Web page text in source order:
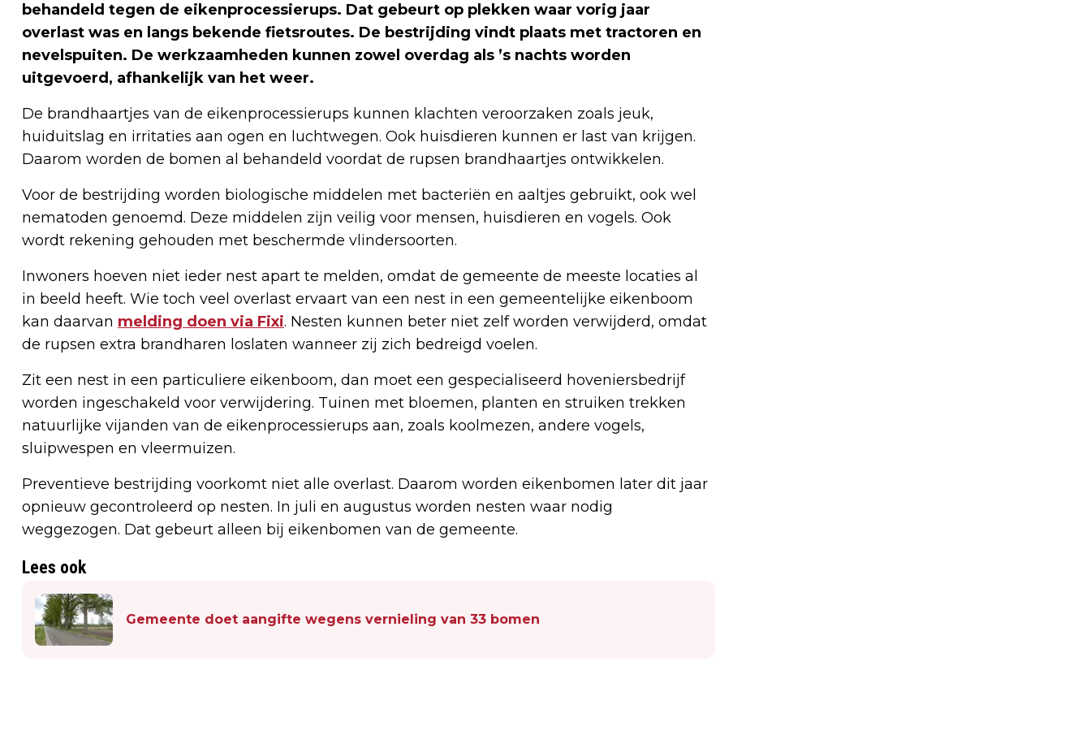
behandeld tegen de eikenprocessierups. Dat gebeurt op plekken waar vorig jaar
overlast was en langs bekende fietsroutes. De bestrijding vindt plaats met tractoren en
nevelspuiten. De werkzaamheden kunnen zowel overdag als ’s nachts worden
uitgevoerd, afhankelijk van het weer.
De brandhaartjes van de eikenprocessierups kunnen klachten veroorzaken zoals jeuk,
huiduitslag en irritaties aan ogen en luchtwegen. Ook huisdieren kunnen er last van krijgen.
Daarom worden de bomen al behandeld voordat de rupsen brandhaartjes ontwikkelen.
Voor de bestrijding worden biologische middelen met bacteriën en aaltjes gebruikt, ook wel
nematoden genoemd. Deze middelen zijn veilig voor mensen, huisdieren en vogels. Ook
wordt rekening gehouden met beschermde vlindersoorten.
Inwoners hoeven niet ieder nest apart te melden, omdat de gemeente de meeste locaties al
in beeld heeft. Wie toch veel overlast ervaart van een nest in een gemeentelijke eikenboom
kan daarvan melding doen via Fixi. Nesten kunnen beter niet zelf worden verwijderd, omdat
de rupsen extra brandharen loslaten wanneer zij zich bedreigd voelen.
Zit een nest in een particuliere eikenboom, dan moet een gespecialiseerd hoveniersbedrijf
worden ingeschakeld voor verwijdering. Tuinen met bloemen, planten en struiken trekken
natuurlijke vijanden van de eikenprocessierups aan, zoals koolmezen, andere vogels,
sluipwespen en vleermuizen.
Preventieve bestrijding voorkomt niet alle overlast. Daarom worden eikenbomen later dit jaar
opnieuw gecontroleerd op nesten. In juli en augustus worden nesten waar nodig
weggezogen. Dat gebeurt alleen bij eikenbomen van de gemeente.
Lees ook
Gemeente doet aangifte wegens vernieling van 33 bomen